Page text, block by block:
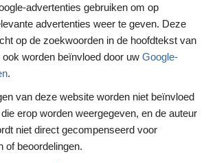
advertenties gebruiken om op
advertenties weer te geven. Deze
op de zoekwoorden in de hoofdtekst van
worden beïnvloed door uw Google-
.
van deze website worden niet beïnvloed
erop worden weergegeven, en de auteur
niet direct gecompenseerd voor
of beoordelingen.